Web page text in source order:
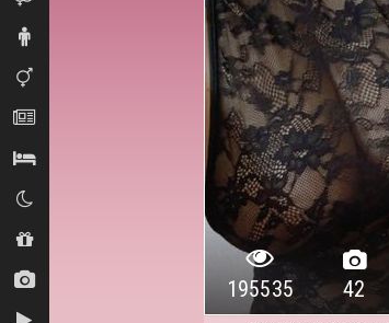
195535 42